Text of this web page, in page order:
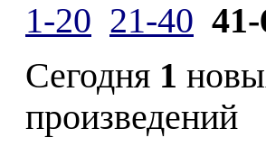
1-20 21-40
Сегодня 1
произведений